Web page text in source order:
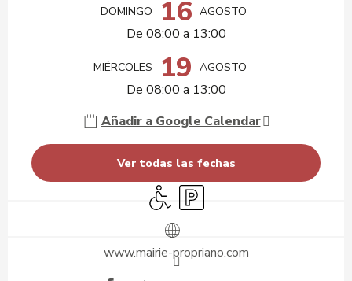
DOMINGO 16 AGOSTO
De 08:00 a 13:00
MIÉRCOLES 19 AGOSTO
De 08:00 a 13:00
Añadir a Google Calendar
Ver todas las fechas
Acceso para minusválidos
Aparcamiento
www.mairie-propriano.com